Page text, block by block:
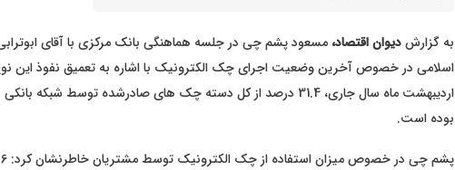
به گزارشدیوان اقتصاد، مسعود پشم چی در جلسه هماهنگی بانک مرکزی با آقای
اسلامی در خصوص آخرین وضعیت اجرای چک الکترونیک با اشاره به تعمیق نفوذ
اردیبهشت ماه سال جاری، 31.4 درصد از کل دسته چک های صادرشده توسط
بوده است.